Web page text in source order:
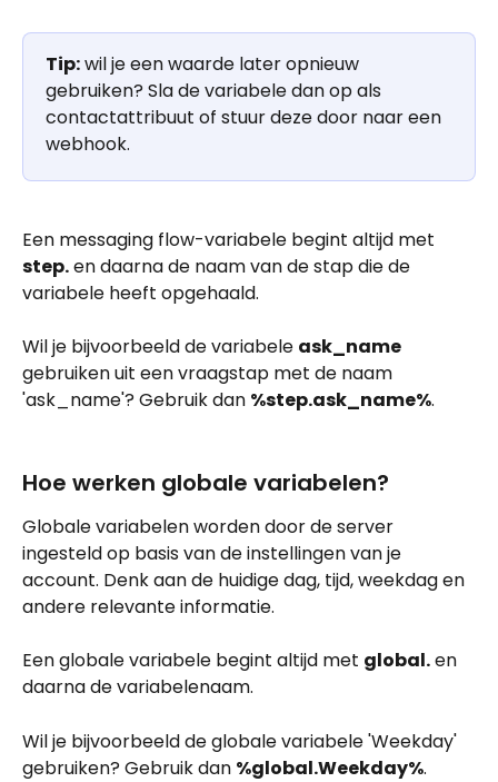
Tip: wil je een waarde later opnieuw
gebruiken? Sla de variabele dan op als
contactattribuut of stuur deze door naar een
webhook.
Een messaging flow-variabele begint altijd met
step. en daarna de naam van de stap die de
variabele heeft opgehaald.
Wil je bijvoorbeeld de variabele ask_name
gebruiken uit een vraagstap met de naam
'ask_name'? Gebruik dan %step.ask_name%.
Hoe werken globale variabelen?
Globale variabelen worden door de server
ingesteld op basis van de instellingen van je
account. Denk aan de huidige dag, tijd, weekdag en
andere relevante informatie.
Een globale variabele begint altijd met global. en
daarna de variabelenaam.
Wil je bijvoorbeeld de globale variabele 'Weekday'
gebruiken? Gebruik dan %global.Weekday%.